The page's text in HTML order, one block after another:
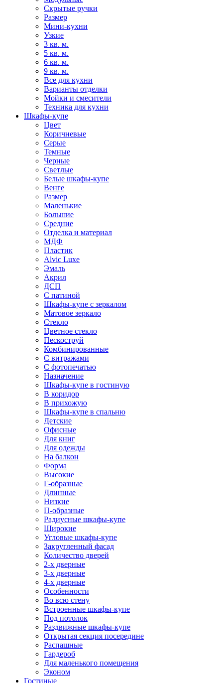
Скрытые ручки
Размер
Мини-кухни
Узкие
3 кв. м.
5 кв. м.
6 кв. м.
9 кв. м.
Все для кухни
Варианты отделки
Мойки и смесители
Техника для кухни
Шкафы-купе
Цвет
Коричневые
Серые
Темные
Черные
Светлые
Белые шкафы-купе
Венге
Размер
Маленькие
Большие
Средние
Отделка и материал
МДФ
Пластик
Alvic Luxe
Эмаль
Акрил
ДСП
С патиной
Шкафы-купе с зеркалом
Матовое зеркало
Стекло
Цветное стекло
Пескоструй
Комбинированные
С витражами
С фотопечатью
Назначение
Шкафы-купе в гостиную
В коридор
В прихожую
Шкафы-купе в спальню
Детские
Офисные
Для книг
Для одежды
На балкон
Форма
Высокие
Г-образные
Длинные
Низкие
П-образные
Радиусные шкафы-купе
Широкие
Угловые шкафы-купе
Закругленный фасад
Количество дверей
2-х дверные
3-х дверные
4-х дверные
Особенности
Во всю стену
Встроенные шкафы-купе
Под потолок
Раздвижные шкафы-купе
Открытая секция посередине
Распашные
Гардероб
Для маленького помещения
Эконом
Гостиные